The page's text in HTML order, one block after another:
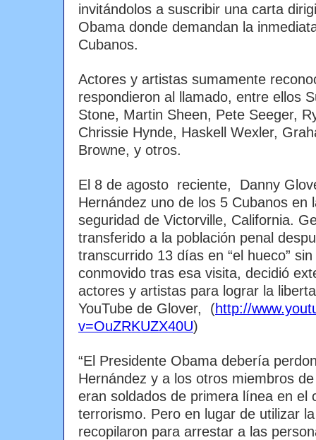
invitándolos a suscribir una carta
Obama donde demandan la
Cubanos.
Actores y artistas sumamente
respondieron al llamado, entre ellos
Stone, Martin Sheen, Pete Seeger,
Chrissie Hynde, Haskell Wexler,
Browne, y otros.
El 8 de agosto reciente, Danny
Hernández uno de los 5 Cubanos en
seguridad de Victorville, California.
transferido a la población penal
transcurrido 13 días en “el hueco”
conmovido tras esa visita, decidió
actores y artistas para lograr la
YouTube de Glover, (http://
v=OuZRKUZX40U)
“El Presidente Obama debería
Hernández y a los otros miembros
eran soldados de primera línea en el
terrorismo. Pero en lugar de utilizar
recopilaron para arrestar a las